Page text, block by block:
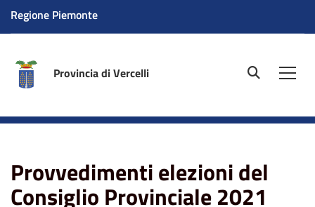
Regione Piemonte
Provincia di Vercelli site.searc
2021
Provvedimenti elezioni del
Consiglio Provinciale 2021